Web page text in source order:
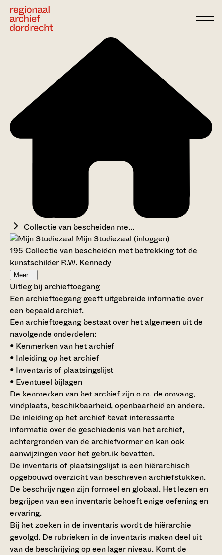
Collectie van bescheiden me...
Mijn Studiezaal (inloggen)
195 Collectie van bescheiden met betrekking tot de
kunstschilder R.W. Kennedy
Meer...
Uitleg bij archieftoegang
Een archieftoegang geeft uitgebreide informatie over
een bepaald archief.
Een archieftoegang bestaat over het algemeen uit de
navolgende onderdelen:
• Kenmerken van het archief
• Inleiding op het archief
• Inventaris of plaatsingslijst
• Eventueel bijlagen
De kenmerken van het archief zijn o.m. de omvang,
vindplaats, beschikbaarheid, openbaarheid en andere.
De inleiding op het archief bevat interessante
informatie over de geschiedenis van het archief,
achtergronden van de archiefvormer en kan ook
aanwijzingen voor het gebruik bevatten.
De inventaris of plaatsingslijst is een hiërarchisch
opgebouwd overzicht van beschreven archiefstukken.
De beschrijvingen zijn formeel en globaal. Het lezen en
begrijpen van een inventaris behoeft enige oefening en
ervaring.
Bij het zoeken in de inventaris wordt de hiërarchie
gevolgd. De rubrieken in de inventaris maken deel uit
van de beschrijving op een lager niveau. Komt de